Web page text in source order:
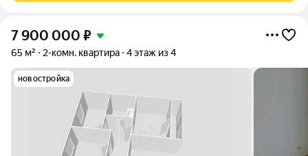
7 900 000 ₽
65 м² 2-комн. квартира 4 этаж из 4
новостройка